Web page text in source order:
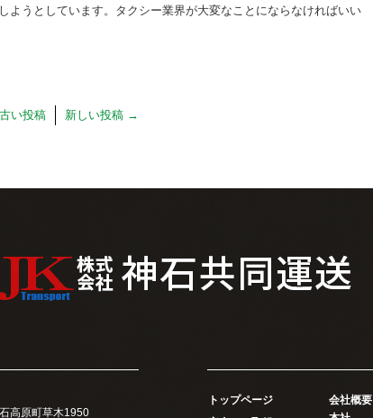
ようとしています。タクシー業界が大変なことにならなければいい
古い投稿 新しい投稿 →
トップページ
会社概要
高原町草木1950